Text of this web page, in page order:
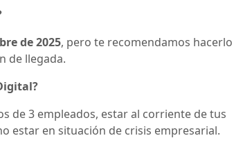
de 2025, pero te recomendamos hacerlo
de llegada.
de 3 empleados, estar al corriente de tus
estar en situación de crisis empresarial.